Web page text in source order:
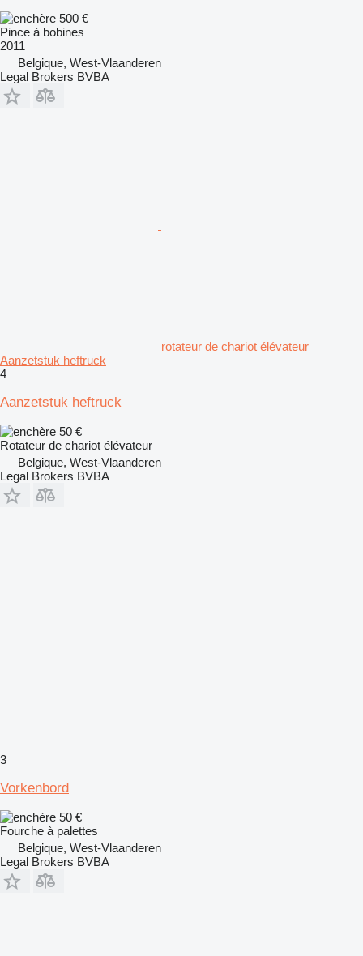
500 €
Pince à bobines
2011
Belgique, West-Vlaanderen
Legal Brokers BVBA
rotateur de chariot élévateur
Aanzetstuk heftruck
4
Aanzetstuk heftruck
50 €
Rotateur de chariot élévateur
Belgique, West-Vlaanderen
Legal Brokers BVBA
3
Vorkenbord
50 €
Fourche à palettes
Belgique, West-Vlaanderen
Legal Brokers BVBA